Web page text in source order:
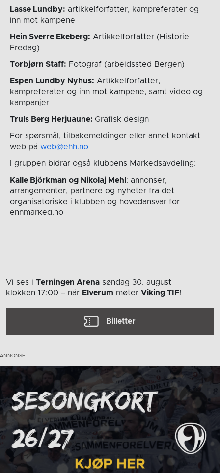
Lasse Lundby: artikkelforfatter, kampreferater og
inn mot kampene
Hein Sverre Ekeberg: Artikkelforfatter (Historie
Fredag)
Torbjørn Staff: Fotograf (arbeidssted Bergen)
Espen Lundby Nyhus: Artikkelforfatter,
kampreferater og inn mot kampene, samt video og
kampanjer
Truls Berg Herjuaune: Grafisk design
For spørsmål, tilbakemeldinger eller annet kontakt
web på web@ehh.no
I gruppen bidrar også klubbens Markedsavdeling:
Kalle Björkman og Nikolaj Mehl : annonser,
arrangementer, partnere og nyheter fra det
organisatoriske i klubben og hovedansvar for
ehhmarked.no
Vi ses i Terningen Arena søndag 30. august
klokken 17:00 – når Elverum møter Viking TIF!
Billetter